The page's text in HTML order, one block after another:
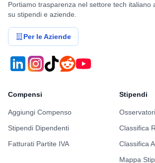
Portiamo trasparenza nel settore tech italiano
su stipendi e aziende.
Per le Aziende
Compensi
Aggiungi Compenso
Stipendi Dipendenti
Fatturati Partite IVA
Stipendi
Classifica
Classifica
Mappa